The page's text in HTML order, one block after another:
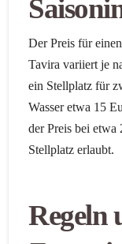
Der Preis für
Tavira variiert je
ein Stellplatz für
Wasser etwa 15
der Preis bei
Stellplatz erlaubt.
Regeln